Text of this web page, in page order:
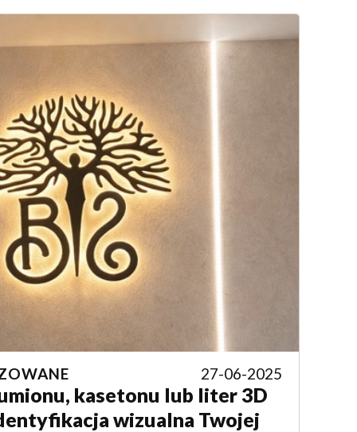
27-06-2025
kasetonu lub liter 3D
wizualna Twojej